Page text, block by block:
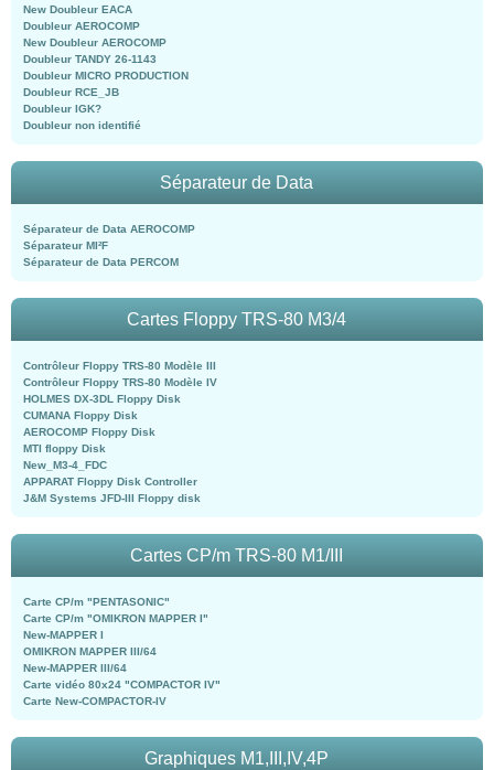
New Doubleur EACA
Doubleur AEROCOMP
New Doubleur AEROCOMP
Doubleur TANDY 26-1143
Doubleur MICRO PRODUCTION
Doubleur RCE_JB
Doubleur IGK?
Doubleur non identifié
Séparateur de Data
Séparateur de Data AEROCOMP
Séparateur MI²F
Séparateur de Data PERCOM
Cartes Floppy TRS-80 M3/4
Contrôleur Floppy TRS-80 Modèle III
Contrôleur Floppy TRS-80 Modèle IV
HOLMES DX-3DL Floppy Disk
CUMANA Floppy Disk
AEROCOMP Floppy Disk
MTI floppy Disk
New_M3-4_FDC
APPARAT Floppy Disk Controller
J&M Systems JFD-III Floppy disk
Cartes CP/m TRS-80 M1/III
Carte CP/m "PENTASONIC"
Carte CP/m "OMIKRON MAPPER I"
New-MAPPER I
OMIKRON MAPPER III/64
New-MAPPER III/64
Carte vidéo 80x24 "COMPACTOR IV"
Carte New-COMPACTOR-IV
Graphiques M1,III,IV,4P